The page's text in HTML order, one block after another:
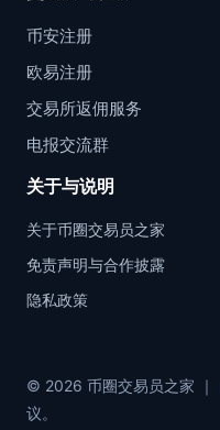
币安注册
欧易注册
交易所返佣服务
电报交流群
关于与说明
关于币圈交易员之家
免责声明与合作披露
隐私政策
© 2026 币圈交易员之家 ｜
议。